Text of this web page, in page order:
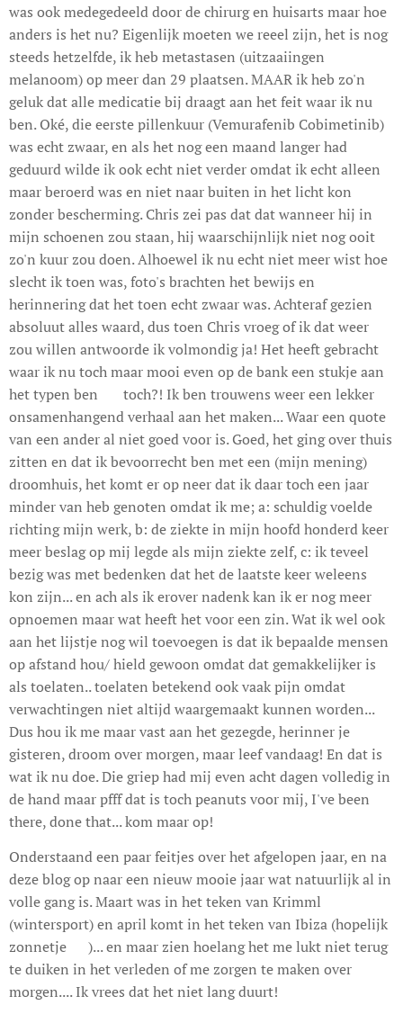
was ook medegedeeld door de chirurg en huisarts maar hoe
anders is het nu? Eigenlijk moeten we reeel zijn, het is nog
steeds hetzelfde, ik heb metastasen (uitzaaiingen
melanoom) op meer dan 29 plaatsen. MAAR ik heb zo'n
geluk dat alle medicatie bij draagt aan het feit waar ik nu
ben. Oké, die eerste pillenkuur (Vemurafenib Cobimetinib)
was echt zwaar, en als het nog een maand langer had
geduurd wilde ik ook echt niet verder omdat ik echt alleen
maar beroerd was en niet naar buiten in het licht kon
zonder bescherming. Chris zei pas dat dat wanneer hij in
mijn schoenen zou staan, hij waarschijnlijk niet nog ooit
zo'n kuur zou doen. Alhoewel ik nu echt niet meer wist hoe
slecht ik toen was, foto's brachten het bewijs en
herinnering dat het toen echt zwaar was. Achteraf gezien
absoluut alles waard, dus toen Chris vroeg of ik dat weer
zou willen antwoorde ik volmondig ja! Het heeft gebracht
waar ik nu toch maar mooi even op de bank een stukje aan
het typen ben 😊 toch?! Ik ben trouwens weer een lekker
onsamenhangend verhaal aan het maken... Waar een quote
van een ander al niet goed voor is. Goed, het ging over thuis
zitten en dat ik bevoorrecht ben met een (mijn mening)
droomhuis, het komt er op neer dat ik daar toch een jaar
minder van heb genoten omdat ik me; a: schuldig voelde
richting mijn werk, b: de ziekte in mijn hoofd honderd keer
meer beslag op mij legde als mijn ziekte zelf, c: ik teveel
bezig was met bedenken dat het de laatste keer weleens
kon zijn... en ach als ik erover nadenk kan ik er nog meer
opnoemen maar wat heeft het voor een zin. Wat ik wel ook
aan het lijstje nog wil toevoegen is dat ik bepaalde mensen
op afstand hou/ hield gewoon omdat dat gemakkelijker is
als toelaten.. toelaten betekend ook vaak pijn omdat
verwachtingen niet altijd waargemaakt kunnen worden...
Dus hou ik me maar vast aan het gezegde, herinner je
gisteren, droom over morgen, maar leef vandaag! En dat is
wat ik nu doe. Die griep had mij even acht dagen volledig in
de hand maar pfff dat is toch peanuts voor mij, I've been
there, done that... kom maar op!
Onderstaand een paar feitjes over het afgelopen jaar, en na
deze blog op naar een nieuw mooie jaar wat natuurlijk al in
volle gang is. Maart was in het teken van Krimml
(wintersport) en april komt in het teken van Ibiza (hopelijk
zonnetje 😊)... en maar zien hoelang het me lukt niet terug
te duiken in het verleden of me zorgen te maken over
morgen.... Ik vrees dat het niet lang duurt!